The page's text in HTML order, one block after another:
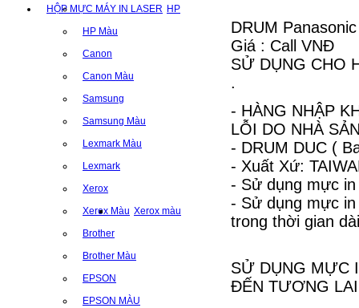
HỘP MỰC MÁY IN LASER HP
HP Màu
Canon
Canon Màu
Samsung
Samsung Màu
Lexmark Màu
Lexmark
Xerox
Xerox Màu Xerox màu
Brother
Brother Màu
EPSON
EPSON MÀU
DRUM
Giá : Call VNĐ
SỬ DỤNG CHO
.
- HÀNG NHẬP
LỖI DO NHÀ
- DRUM DUC (
- Xuất Xứ:
- Sử dụng mực
- Sử dụng mực
trong thời gian
SỬ DỤNG MỰC
ĐẾN TƯƠNG